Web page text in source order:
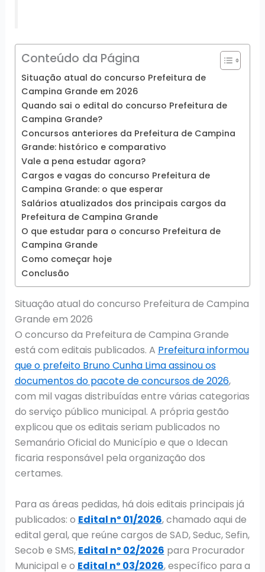
Conteúdo da Página
Situação atual do concurso Prefeitura de
Campina Grande em 2026
Quando sai o edital do concurso Prefeitura de
Campina Grande?
Concursos anteriores da Prefeitura de Campina
Grande: histórico e comparativo
Vale a pena estudar agora?
Cargos e vagas do concurso Prefeitura de
Campina Grande: o que esperar
Salários atualizados dos principais cargos da
Prefeitura de Campina Grande
O que estudar para o concurso Prefeitura de
Campina Grande
Como começar hoje
Conclusão
Situação atual do concurso Prefeitura de Campina
Grande em 2026
O concurso da Prefeitura de Campina Grande
está com editais publicados. A Prefeitura informou
que o prefeito Bruno Cunha Lima assinou os
documentos do pacote de concursos de 2026,
com mil vagas distribuídas entre várias categorias
do serviço público municipal. A própria gestão
explicou que os editais seriam publicados no
Semanário Oficial do Município e que o Idecan
ficaria responsável pela organização dos
certames.
Para as áreas pedidas, há dois editais principais já
publicados: o Edital nº 01/2026, chamado aqui de
edital geral, que reúne cargos de SAD, Seduc, Sefin,
Secob e SMS, Edital nº 02/2026 para Procurador
Municipal e o Edital nº 03/2026, específico para a